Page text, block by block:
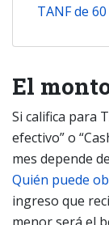
TANF de
El
Si califica para
efectivo” o
mes depende
Quién puede
ingreso que